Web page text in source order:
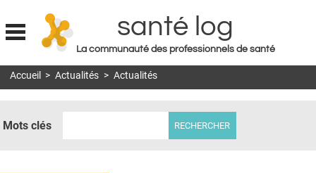
Jump to navigation
santé log
La communauté des professionnels de santé
MON COMPTE
Accueil > Actualités > Actualités
Mots clés